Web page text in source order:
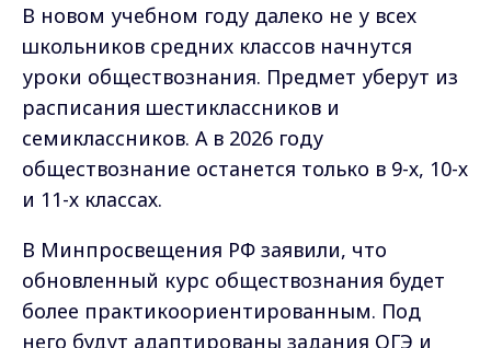
В новом учебном году далеко не у всех
школьников средних классов начнутся
уроки обществознания. Предмет уберут из
расписания шестиклассников и
семиклассников. А в 2026 году
обществознание останется только в 9-х, 10-х
и 11-х классах.
В Минпросвещения РФ заявили, что
обновленный курс обществознания будет
более практикоориентированным. Под
него будут адаптированы задания ОГЭ и